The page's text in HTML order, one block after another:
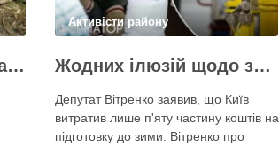
Дерева не врятувати, але знайти й покарати винних треба – головні питання і висновки з конфлікту на Теремках
Активісти району
Жодних ілюзій щодо зими – у Київраді закидають, що КМДА виконала План стійкості на 20%
Депутат Вітренко заявив, що Київ
витратив лише п'яту частину коштів на
підготовку до зими. Вітренко про